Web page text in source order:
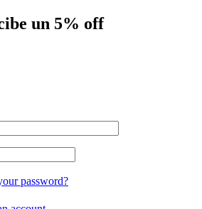
un 5% off
password?